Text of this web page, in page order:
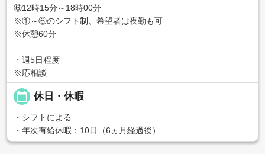
⑥12時15分～18時00分
※①～⑥のシフト制、希望者は夜勤も可
※休憩60分
・週5日程度
※応相談
calendar_today 休日・休暇
・シフトによる
・年次有給休暇：10日（6ヵ月経過後）